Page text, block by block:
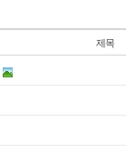
제목